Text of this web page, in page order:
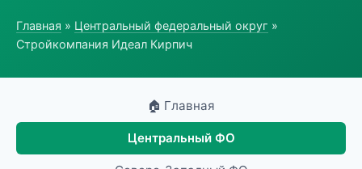
Главная » Центральный федеральный округ »
Стройкомпания Идеал Кирпич
🏠 Главная
Центральный ФО